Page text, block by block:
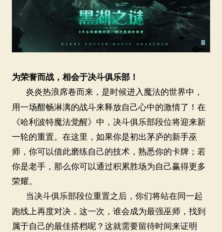
为荣誉而战，相会于决斗俱乐部！
炎炎热浪席卷而来，是时候进入魔法的世界中，
用一场酣畅淋漓的战斗来释放自己心中的激情了！在
《哈利波特魔法觉醒》中，决斗俱乐部段位将迎来新
一轮的重置。在这里，如果你是初出茅庐的新手巫
师，你可以借此磨练自己的技术，熟悉你的卡牌；若
你是老手，那么你可以通过积累胜场为自己赢得更多
荣耀。
当决斗俱乐部段位重置之后，你们将站在同一起
跑线上再度对决，这一次，谁会成为最强巫师，找到
属于自己的最佳搭档呢？这就需要留待时间来证明